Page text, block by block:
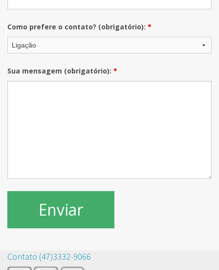
Como prefere o contato? (obrigatório): *
Sua mensagem (obrigatório): *
Contato (47)3332-9066